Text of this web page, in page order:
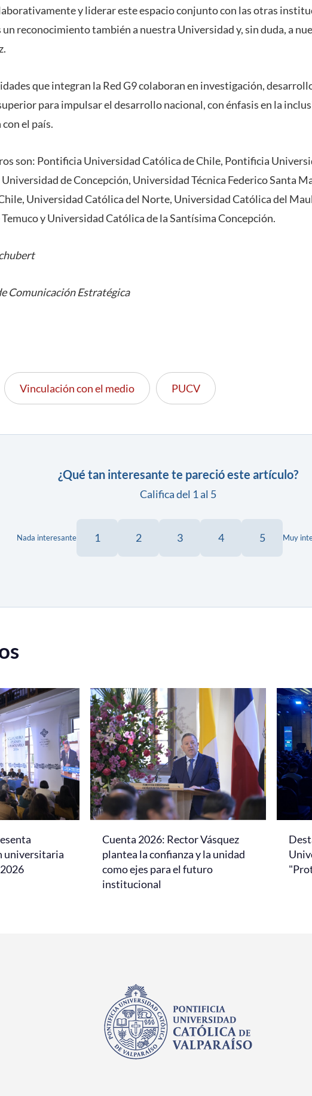
y liderar este espacio conjunto con las otras
un reconocimiento también a nuestra Universidad y, sin duda, a
que integran la Red G9 colaboran en investigación,
para impulsar el desarrollo nacional, con énfasis en la
el país.
son: Pontificia Universidad Católica de Chile, Pontificia
de Concepción, Universidad Técnica Federico Santa
Universidad Católica del Norte, Universidad Católica del
y Universidad Católica de la Santísima Concepción.
Comunicación Estratégica
Vinculación con el medio PUCV
¿Qué tan interesante te pareció este artículo?
Califica del 1 al 5
Nada interesante 1 2 3 4 5 Muy
universitaria
Cuenta 2026: Rector Vásquez
plantea la confianza y la unidad
como ejes para el futuro
institucional